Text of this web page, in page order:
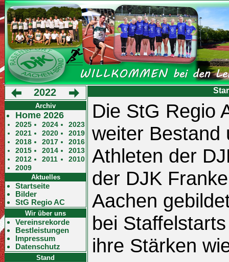
2022
Archiv
Home 2026
2025 2024
2023
2021
2020
2019
2018
2017
2016
2015
2014
2013
2012
2011
2010
2009
Aktuelles
Startseite
Bilder
StG Regio AC
Wir über uns
Vereinsrekorde
Bestleistungen
Impressum
Datenschutz
Stand
Die StG Regio
weiter Bestand
Athleten der
der DJK
Aachen
bei
ihre Stärken